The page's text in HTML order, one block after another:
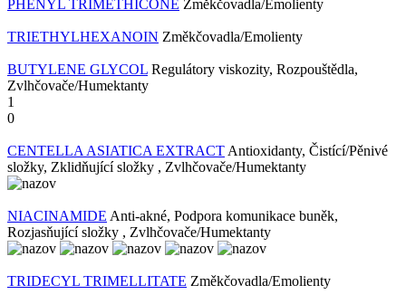
PHENYL TRIMETHICONE Změkčovadla/Emolienty
TRIETHYLHEXANOIN Změkčovadla/Emolienty
BUTYLENE GLYCOL Regulátory viskozity, Rozpouštědla,
Zvlhčovače/Humektanty
1
0
CENTELLA ASIATICA EXTRACT Antioxidanty, Čistící/Pěnivé
složky, Zklidňující složky , Zvlhčovače/Humektanty
NIACINAMIDE Anti-akné, Podpora komunikace buněk,
Rozjasňující složky , Zvlhčovače/Humektanty
TRIDECYL TRIMELLITATE Změkčovadla/Emolienty